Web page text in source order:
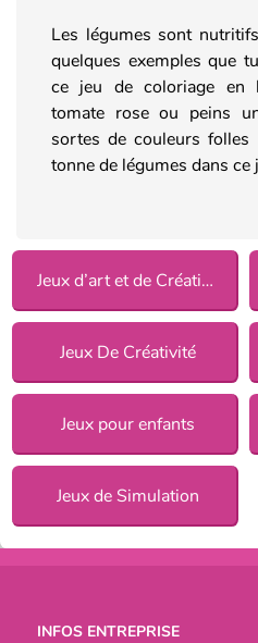
Les légumes sont
quelques exemples que
ce jeu de coloriage en
tomate rose ou peins
sortes de couleurs
tonne de légumes dans ce
Jeux d’art et de Créativité
Jeux De Créativité
Jeux pour enfants
Jeux de Simulation
INFOS ENTREPRISE